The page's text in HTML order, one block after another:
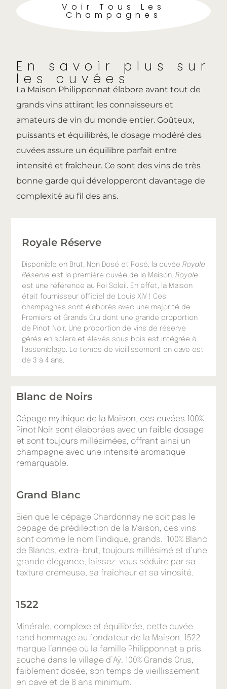
Voir Tous Les
Champagnes
En savoir plus sur
les cuvées
La Maison Philipponnat élabore avant tout de
grands vins attirant les connaisseurs et
amateurs de vin du monde entier.Goûteux,
puissants et équilibrés, le dosage modéré des
cuvées assure un équilibre parfait entre
intensité et fraîcheur. Ce sont des vins de très
bonne garde qui développeront davantage de
complexité au fil des ans.
Royale Réserve
Disponible en Brut, Non Dosé et Rosé, la cuvée Royale
Réserve est la première cuvée de la Maison. Royale
est une référence au Roi Soleil. En effet, la Maison
était fournisseur officiel de Louis XIV ! Ces
champagnes sont élaborés avec une majorité de
Premiers et Grands Cru dont une grande proportion
de Pinot Noir. Une proportion de vins de réserve
gérés en solera et élevés sous bois est intégrée à
l’assemblage. Le temps de vieillissement en cave est
de 3 à 4 ans.
Blanc de Noirs
Cépage mythique de la Maison, ces cuvées 100%
Pinot Noir sont élaborées avec un faible dosage
et sont toujours millésimées, offrant ainsi un
champagne avec une intensité aromatique
remarquable.
Grand Blanc
Bien que le cépage Chardonnay ne soit pas le
cépage de prédilection de la Maison, ces vins
sont comme le nom l’indique, grands. 100% Blanc
de Blancs, extra-brut, toujours millésimé et d’une
grande élégance, laissez-vous séduire par sa
texture crémeuse, sa fraîcheur et sa vinosité.
1522
Minérale, complexe et équilibrée, cette cuvée
rend hommage au fondateur de la Maison. 1522
marque l’année où la famille Philipponnat a pris
souche dans le village d’Aÿ. 100% Grands Crus,
faiblement dosée, son temps de vieillissement
en cave et de 8 ans minimum.